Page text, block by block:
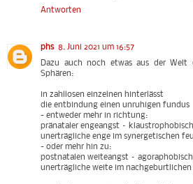
Antworten
phs 8. Juni 2021 um 16:57
Dazu auch noch etwas aus der Welt
Sphären:
in zahllosen einzelnen hinterlässt
die entbindung einen unruhigen fundus
- entweder mehr in richtung:
pränataler engeangst –
unerträgliche enge im synergetischen
- oder mehr hin zu:
postnatalen weiteangst –
unerträgliche weite im nachgeburtlichen